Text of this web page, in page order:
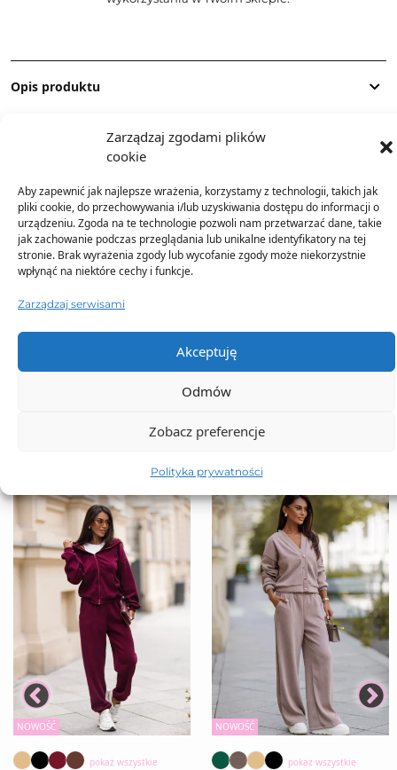
Zarządzaj zgodami plików
cookie
Aby zapewnić jak najlepsze wrażenia, korzystamy z technologii, takich jak
pliki cookie, do przechowywania i/lub uzyskiwania dostępu do informacji o
urządzeniu. Zgoda na te technologie pozwoli nam przetwarzać dane, takie
jak zachowanie podczas przeglądania lub unikalne identyfikatory na tej
stronie. Brak wyrażenia zgody lub wycofanie zgody może niekorzystnie
wpłynąć na niektóre cechy i funkcje.
Zarządzaj serwisami
Akceptuję
Odmów
Zobacz preferencje
Polityka prywatności
Opis produktu
Dostawa
Dodatkowe informacje
TO SIĘ TERAZ SPRZEDAJE
NOWOŚĆ
pokaż wszystkie
NOWOŚĆ
pokaż wszystkie